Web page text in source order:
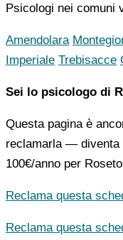
Psicologi nei comuni
Amendolara
Imperiale Trebisacce
Sei lo psicologo di
Questa pagina è
reclamarla — diventa
100€/anno per
Reclama questa
Reclama questa